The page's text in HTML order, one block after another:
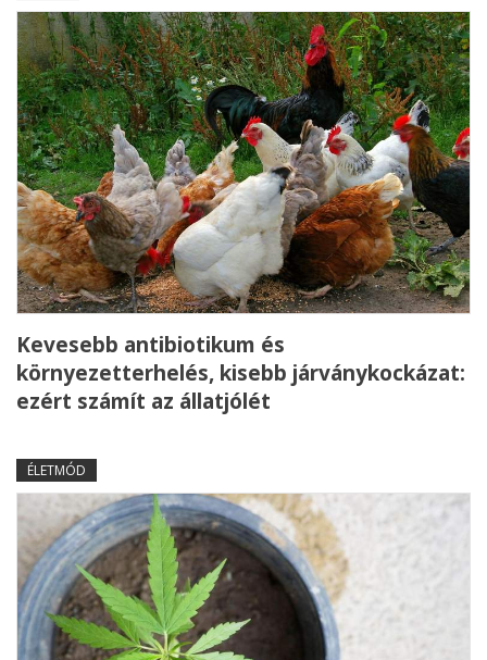
Kevesebb antibiotikum és
környezetterhelés, kisebb járványkockázat:
ezért számít az állatjólét
ÉLETMÓD